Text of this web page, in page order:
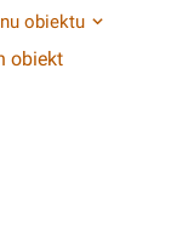
obiektu
obiekt